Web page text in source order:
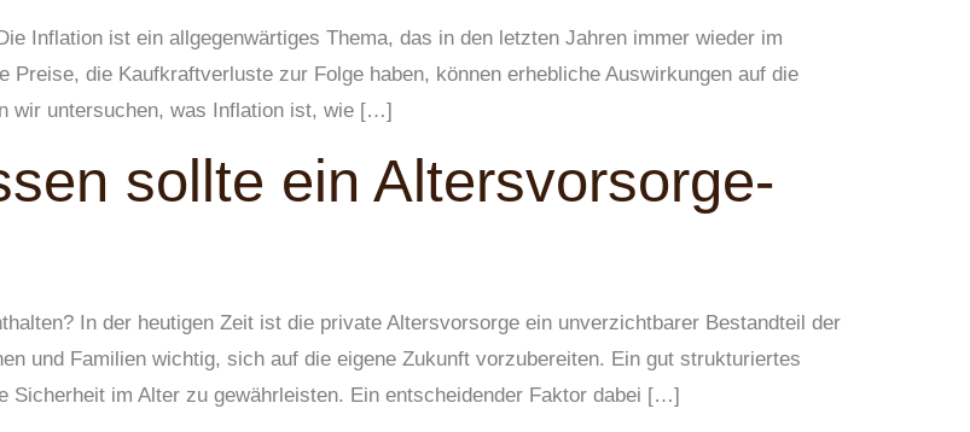
Inflation ist ein allgegenwärtiges Thema, das in den letzten Jahren immer wieder im
die Kaufkraftverluste zur Folge haben, können erhebliche Auswirkungen auf die
wir untersuchen, was Inflation ist, wie […]
sollte ein Altersvorsorge-
In der heutigen Zeit ist die private Altersvorsorge ein unverzichtbarer Bestandteil der
und Familien wichtig, sich auf die eigene Zukunft vorzubereiten. Ein gut strukturiertes
Sicherheit im Alter zu gewährleisten. Ein entscheidender Faktor dabei […]